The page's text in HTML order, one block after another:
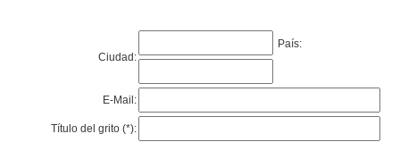
Ciudad:
País:
E-Mail:
Título del grito (*):